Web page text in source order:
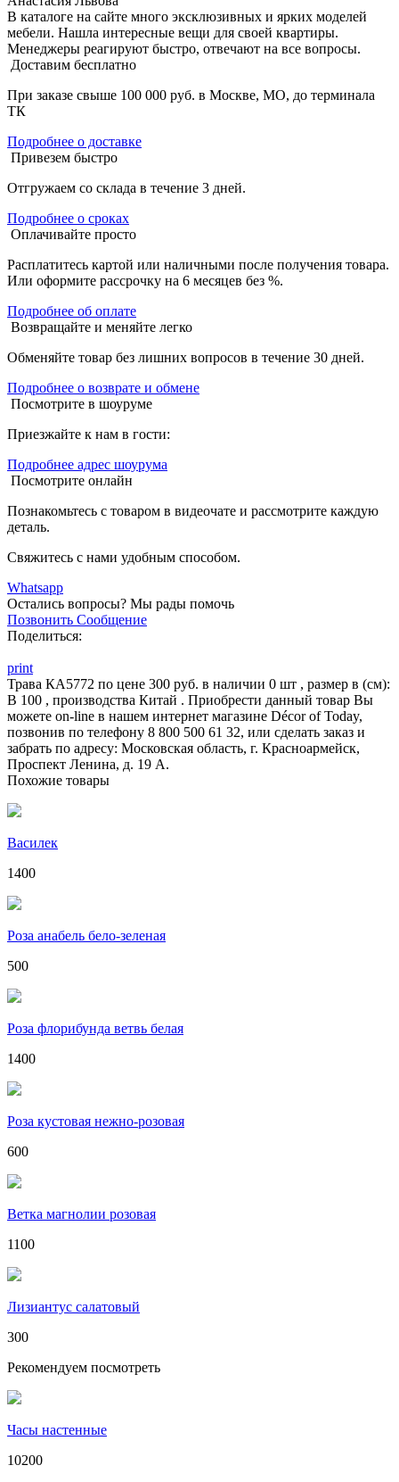
В каталоге на сайте много эксклюзивных и ярких моделей
мебели. Нашла интересные вещи для своей квартиры.
Менеджеры реагируют быстро, отвечают на все вопросы.
Доставим бесплатно
При заказе свыше 100 000 руб. в Москве, МО, до терминала
ТК
Подробнее о доставке
Привезем быстро
Отгружаем со склада в течение 3 дней.
Подробнее о сроках
Оплачивайте просто
Расплатитесь картой или наличными после получения товара.
Или оформите рассрочку на 6 месяцев без %.
Подробнее об оплате
Возвращайте и меняйте легко
Обменяйте товар без лишних вопросов в течение 30 дней.
Подробнее о возврате и обмене
Посмотрите в шоуруме
Приезжайте к нам в гости:
Подробнее адрес шоурума
Посмотрите онлайн
Познакомьтесь с товаром в видеочате и рассмотрите каждую
деталь.
Свяжитесь с нами удобным способом.
Whatsapp
Остались вопросы? Мы рады помочь
Позвонить Сообщение
Поделиться:
print
Трава КА5772 по цене 300 руб. в наличии 0 шт , размер в (см):
В 100 , производства Китай . Приобрести данный товар Вы
можете on-line в нашем интернет магазине Décor of Today,
позвонив по телефону 8 800 500 61 32, или сделать заказ и
забрать по адресу: Московская область, г. Красноармейск,
Проспект Ленина, д. 19 А.
Похожие товары
Василек
1400
Роза анабель бело-зеленая
500
Роза флорибунда ветвь белая
1400
Роза кустовая нежно-розовая
600
Ветка магнолии розовая
1100
Лизиантус салатовый
300
Рекомендуем посмотреть
Часы настенные
10200